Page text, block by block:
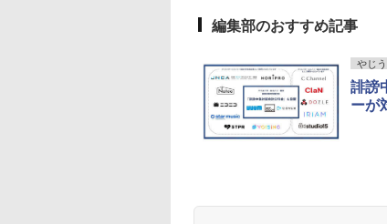
編集部のおすすめ記事
やじ
誹謗
ーが